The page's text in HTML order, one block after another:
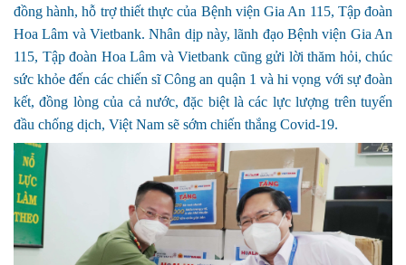
đồng hành, hỗ trợ thiết thực của Bệnh viện Gia An 115, Tập đoàn
Hoa Lâm và Vietbank. Nhân dịp này, lãnh đạo Bệnh viện Gia An
115, Tập đoàn Hoa Lâm và Vietbank cũng gửi lời thăm hỏi, chúc
sức khỏe đến các chiến sĩ Công an quận 1 và hi vọng với sự đoàn
kết, đồng lòng của cả nước, đặc biệt là các lực lượng trên tuyến
đầu chống dịch, Việt Nam sẽ sớm chiến thắng Covid-19.